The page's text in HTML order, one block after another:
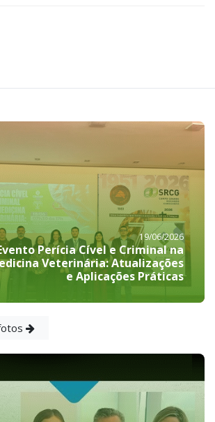
19/06/2026
Perícia Cível e Criminal na
Veterinária: Atualizações
e Aplicações Práticas